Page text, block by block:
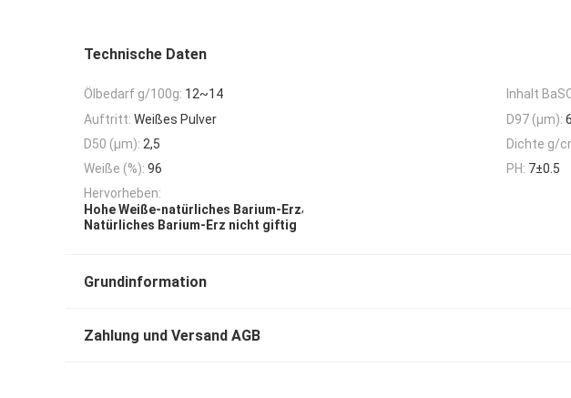
Technische Daten
Ölbedarf g/100g: 12~14 Inhalt
Auftritt: Weißes Pulver D97 (μm):
D50 (μm): 2,5 Dichte g/
Weiße (%): 96 PH: 7±0.5
Hervorheben:
Hohe Weiße-natürliches Barium-Erz,
Natürliches Barium-Erz nicht giftig
Grundinformation
Zahlung und Versand AGB